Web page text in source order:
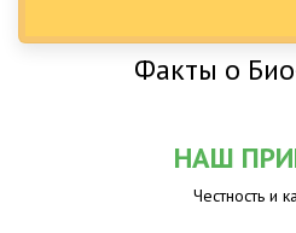
Факты о
НАШ
Честность и